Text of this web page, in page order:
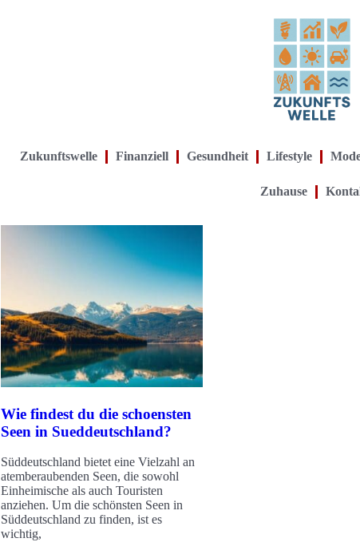
Zukunftswelle Finanziell Gesundheit Lifestyle
Zuhause
Wie findest du die schoensten
Seen in Sueddeutschland?
Süddeutschland bietet eine Vielzahl an
atemberaubenden Seen, die sowohl
Einheimische als auch Touristen
anziehen. Um die schönsten Seen in
Süddeutschland zu finden, ist es
wichtig,